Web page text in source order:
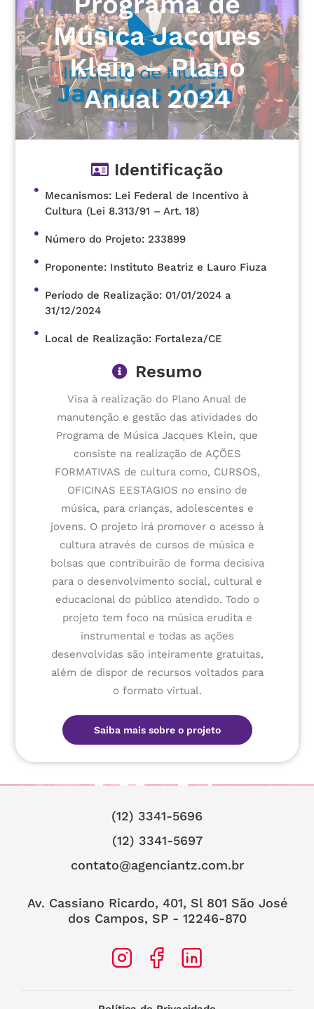
Música Jacques
Klein – Plano
Anual 2024
Identificação
Mecanismos: Lei Federal de Incentivo à
Cultura (Lei 8.313/91 – Art. 18)
Número do Projeto: 233899
Proponente: Instituto Beatriz e Lauro Fiuza
Período de Realização: 01/01/2024 a
31/12/2024
Local de Realização: Fortaleza/CE
Resumo
Visa à realização do Plano Anual de
manutenção e gestão das atividades do
Programa de Música Jacques Klein, que
consiste na realização de AÇÕES
FORMATIVAS de cultura como, CURSOS,
OFICINAS EESTAGIOS no ensino de
música, para crianças, adolescentes e
jovens. O projeto irá promover o acesso à
cultura através de cursos de música e
bolsas que contribuirão de forma decisiva
para o desenvolvimento social, cultural e
educacional do público atendido. Todo o
projeto tem foco na música erudita e
instrumental e todas as ações
desenvolvidas são inteiramente gratuitas,
além de dispor de recursos voltados para
o formato virtual.
Saiba mais sobre o projeto
(12) 3341-5696
(12) 3341-5697
contato@agenciantz.com.br
Av. Cassiano Ricardo, 401, Sl 801 São José
dos Campos, SP - 12246-870